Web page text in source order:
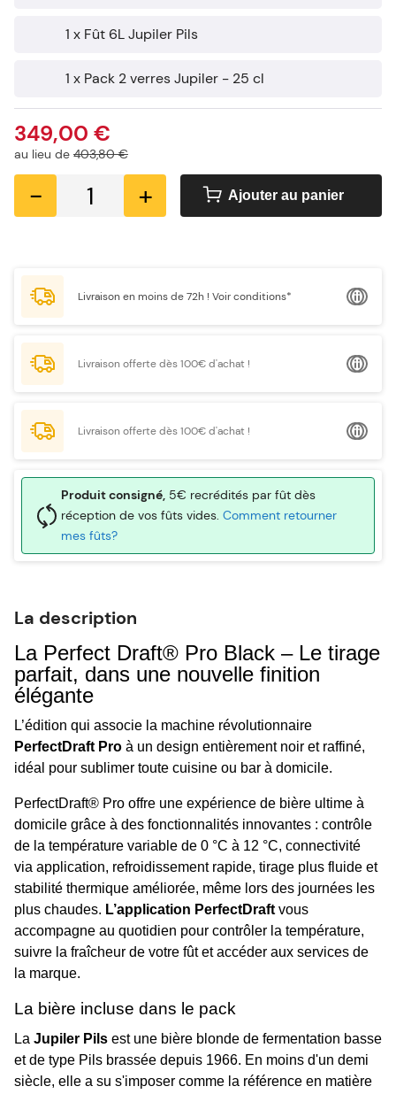
1 x Fût 6L Jupiler Pils
1 x Pack 2 verres Jupiler - 25 cl
349,00 €
au lieu de 403,80 €
- + Ajouter au panier
Produit consigné, 5€ recrédités par fût dès
réception de vos fûts vides. Comment retourner
mes fûts?
Livraison en moins de 72h ! Voir conditions*
Livraison offerte dès 100€ d'achat !
Livraison offerte dès 100€ d'achat !
La description
La Perfect Draft® Pro Black – Le tirage
parfait, dans une nouvelle finition
élégante
L’édition qui associe la machine révolutionnaire
PerfectDraft Pro à un design entièrement noir et raffiné,
idéal pour sublimer toute cuisine ou bar à domicile.
PerfectDraft® Pro offre une expérience de bière ultime à
domicile grâce à des fonctionnalités innovantes : contrôle
de la température variable de 0 °C à 12 °C, connectivité
via application, refroidissement rapide, tirage plus fluide et
stabilité thermique améliorée, même lors des journées les
plus chaudes. L’application PerfectDraft vous
accompagne au quotidien pour contrôler la température,
suivre la fraîcheur de votre fût et accéder aux services de
la marque.
La bière incluse dans le pack
La Jupiler Pils est une bière blonde de fermentation basse
et de type Pils brassée depuis 1966. En moins d'un demi
siècle, elle a su s'imposer comme la référence en matière